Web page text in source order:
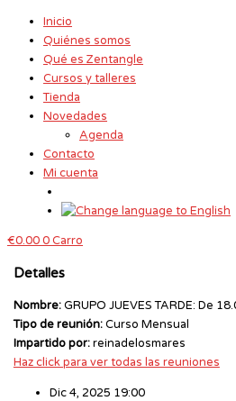
Inicio
Quiénes somos
Qué es Zentangle
Cursos y talleres
Tienda
Novedades
Agenda
Contacto
Mi cuenta
€0.000Carro
Detalles
Nombre:GRUPO JUEVES TARDE: De
Tipo de reunión:Curso Mensual
Impartido por:reinadelosmares
Haz click para ver todas las reuniones
Dic 4, 2025 19:00